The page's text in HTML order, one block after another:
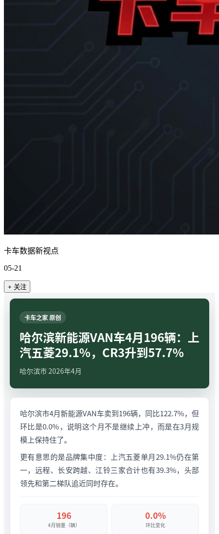
卡车数据新视点
05-21
+ 关注
卡车之家 原创
哈尔滨新能源VAN车4月196辆：上
汽五菱29.1%，CR3升到57.7%
哈尔滨市 2026年4月
哈尔滨市4月新能源VAN车卖到196辆，同比122.7%，但
环比是0.0%，说明这个月不是继续上冲，而是在3月规
模上保持住了。
更有意思的是品牌集中度：上汽五菱单月29.1%仍在第
一，远程、长安跨越、江铃三家合计也有39.3%，头部
领先和第二梯队追近同时存在。
196
4月销量（辆）
0.0%
环比变化